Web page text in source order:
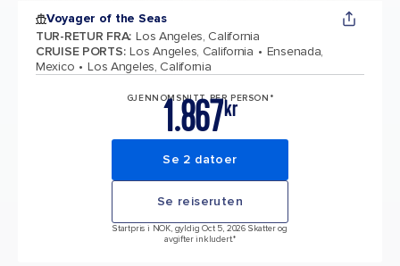
Voyager of the Seas
TUR-RETUR FRA: Los Angeles, California
CRUISE PORTS: Los Angeles, California
Ensenada,
Mexico
Los Angeles, California
GJENNOMSNITT PER PERSON*
kr
1.867
Se 2 datoer
Se reiseruten
Startpris i NOK, gyldig Oct 5, 2026 Skatter og
avgifter inkludert.*